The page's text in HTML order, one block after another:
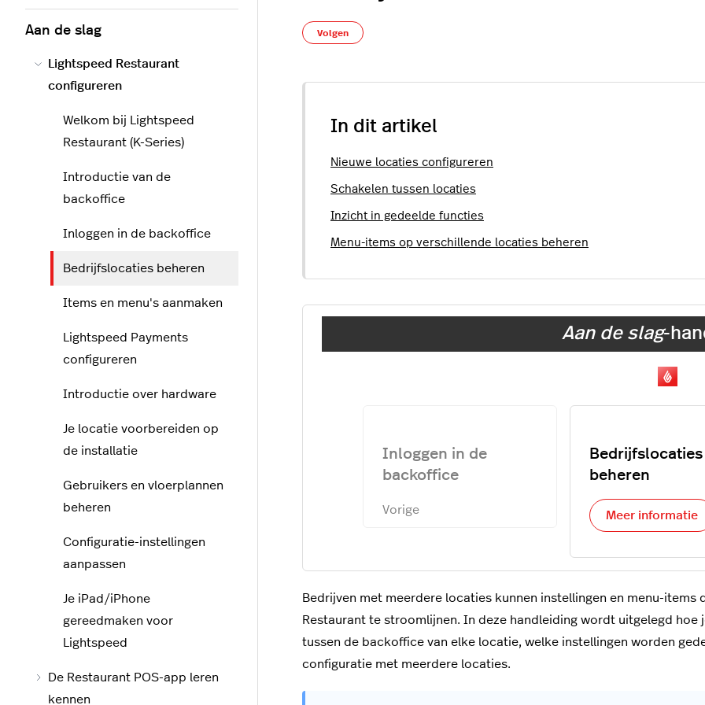
Volgen
In dit artikel
Nieuwe locaties configureren
Schakelen tussen locaties
Inzicht in gedeelde functies
Menu-items op verschillende locaties beheren
Aan de slag-
Inloggen in de
backoffice
Vorige
Bedrijfslocaties
beheren
Meer informatie
Bedrijven met meerdere locaties kunnen instellingen en menu-
Restaurant te stroomlijnen. In deze handleiding wordt uitgelegd
tussen de backoffice van elke locatie, welke instellingen worden
configuratie met meerdere locaties.
Aan de slag
Lightspeed Restaurant
configureren
Welkom bij Lightspeed
Restaurant (K-Series)
Introductie van de
backoffice
Inloggen in de backoffice
Bedrijfslocaties beheren
Items en menu's aanmaken
Lightspeed Payments
configureren
Introductie over hardware
Je locatie voorbereiden op
de installatie
Gebruikers en vloerplannen
beheren
Configuratie-instellingen
aanpassen
Je iPad/iPhone
gereedmaken voor
Lightspeed
De Restaurant POS-app leren
kennen